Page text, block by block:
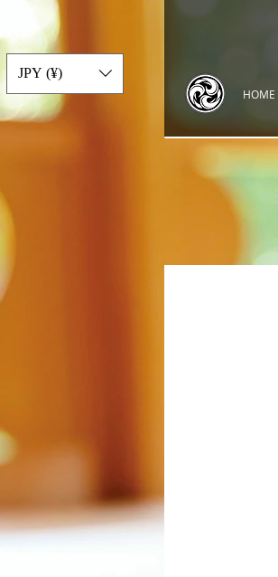
HOME
JPY (¥)